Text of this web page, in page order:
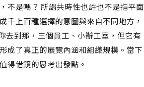
不是嗎？ 所謂共時性也許也不是指平面
千上百種選擇的意圖與來自不同地方，
去到那，三個員工、小辦工室，但它有
成了真正的展覽內涵和組織規模。當下
得借鏡的思考出發點。